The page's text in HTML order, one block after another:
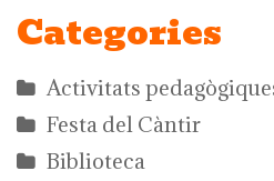
Categories
Activitats
Festa del Càntir
Biblioteca